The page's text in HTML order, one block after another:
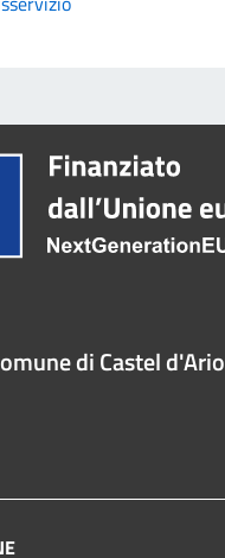
di Castel d'Ario